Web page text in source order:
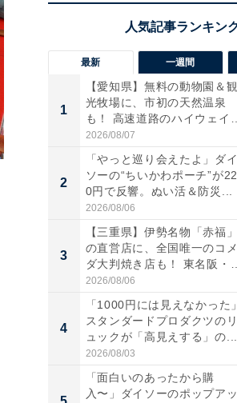
最新 一週間
1
【愛知県】無料の動物園＆観
光牧場に、市初の天然温泉
も！ 高速道路のハイウェイオ
ア...
2026/08/07
2
「やっと巡り会えたよ」ダイ
ソーの“ちいかわポーチ”が22
0円で反響。ぬい活＆防災...
2026/08/06
3
【三重県】伊勢名物「赤福」
の直営店に、全国唯一のコメ
ダ大判焼き店も！ 東名阪・
伊...
2026/08/06
4
「1000円には見えなかった」
スタンダードプロダクツのリ
ュックが「高見えする」の...
2026/08/03
「面白いのあったから購
入〜」ダイソーのポップアッ